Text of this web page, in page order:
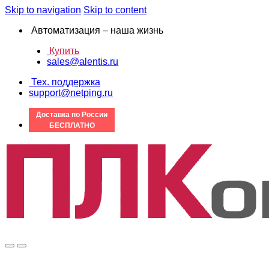
Skip to navigation Skip to content
Автоматизация – наша жизнь
Купить
sales@alentis.ru
Тех. поддержка
support@netping.ru
Доставка по России
БЕСПЛАТНО